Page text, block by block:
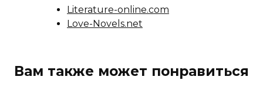
Literature-online.com
Love-Novels.net
Вам также может понравиться